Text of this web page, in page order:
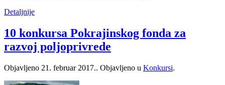
Detaljnije
10 konkursa Pokrajinskog fonda za
razvoj poljoprivrede
Objavljeno 21. februar 2017.. Objavljeno u Konkursi.